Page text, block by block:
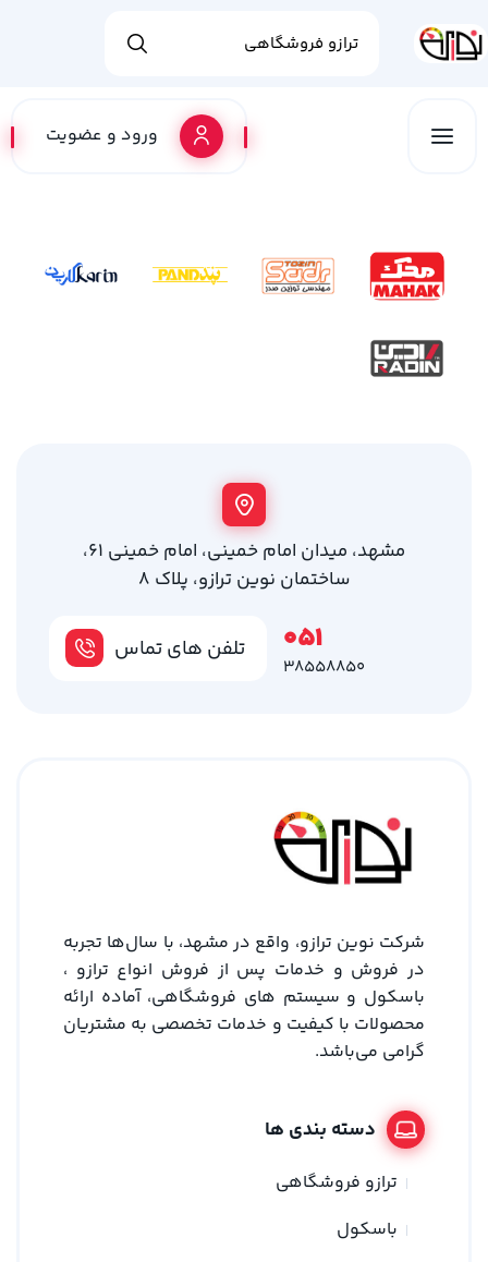
ورود و عضویت
مشهد، میدان امام خمینی، امام خمینی 61،
ساختمان نوین ترازو، پلاک 8
تلفن های تماس 051
38558850
شرکت نوین ترازو، واقع در مشهد، با سال‌ها تجربه
در فروش و خدمات پس از فروش انواع ترازو ،
باسکول و سیستم های فروشگاهی، آماده ارائه
محصولات با کیفیت و خدمات تخصصی به مشتریان
گرامی می‌باشد.
دسته بندی ها
ترازو فروشگاهی
باسکول